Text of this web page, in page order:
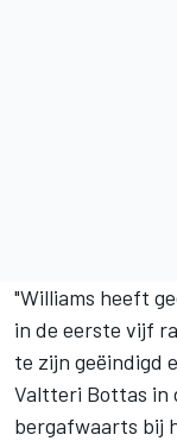
"Williams heeft
in de eerste vijf
te zijn geëindigd
Valtteri Bottas in
bergafwaarts bij